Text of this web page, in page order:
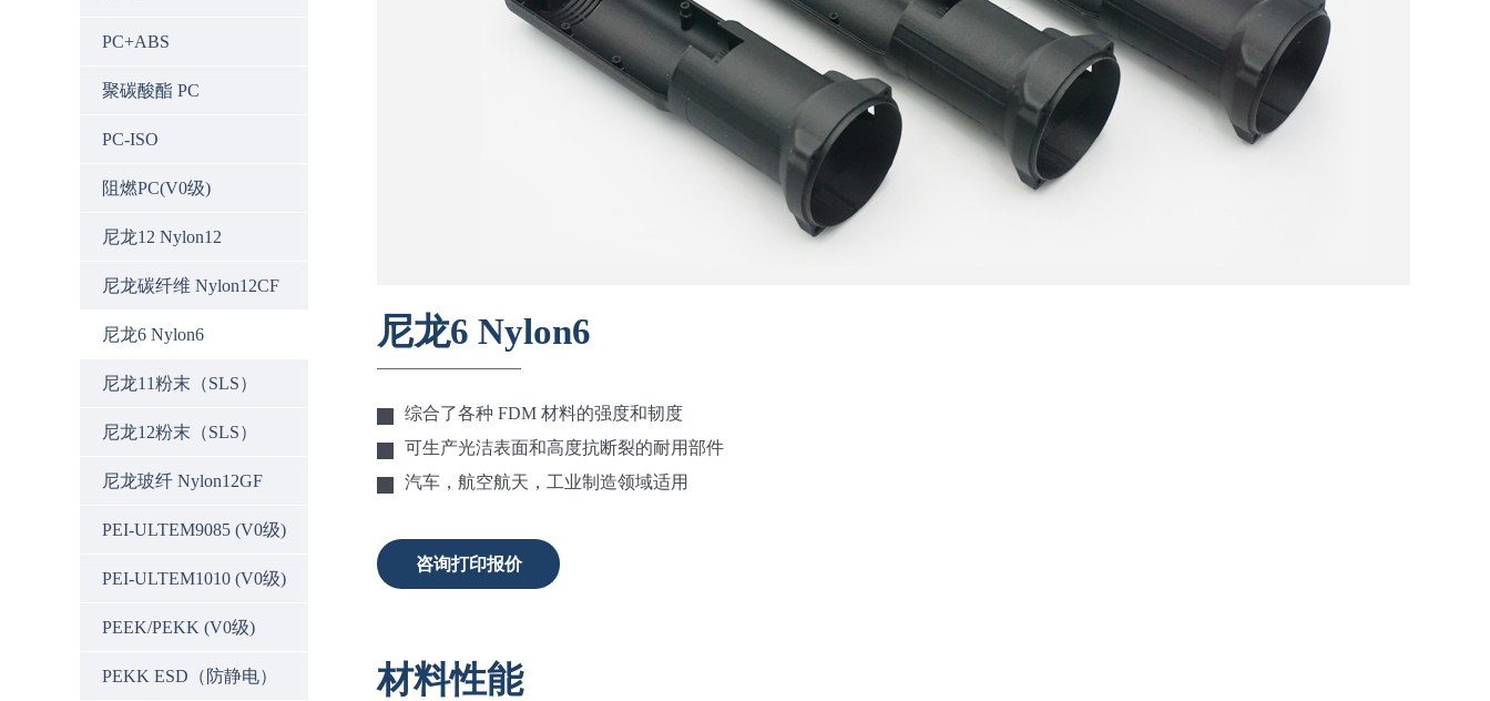
PC+ABS
聚碳酸酯 PC
PC-ISO
阻燃PC(V0级)
尼龙12 Nylon12
尼龙碳纤维 Nylon12CF
尼龙6 Nylon6
尼龙11粉末（SLS）
尼龙12粉末（SLS）
尼龙玻纤 Nylon12GF
PEI-ULTEM9085 (V0级)
PEI-ULTEM1010 (V0级)
PEEK/PEKK (V0级)
PEKK ESD（防静电）
尼龙6 Nylon6
综合了各种 FDM 材料的强度和韧度
可生产光洁表面和高度抗断裂的耐用部件
汽车，航空航天，工业制造领域适用
咨询打印报价
材料性能